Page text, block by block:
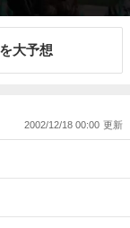
大予想
2002/12/18 00:00